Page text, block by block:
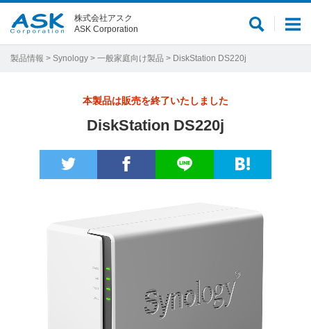
メ
サ
株式会社アスク
ASK Corporation
製品情報 > Synology > 一般家庭向け製品 > DiskStation DS220j
本製品は販売を終了いたしました
DiskStation DS220j